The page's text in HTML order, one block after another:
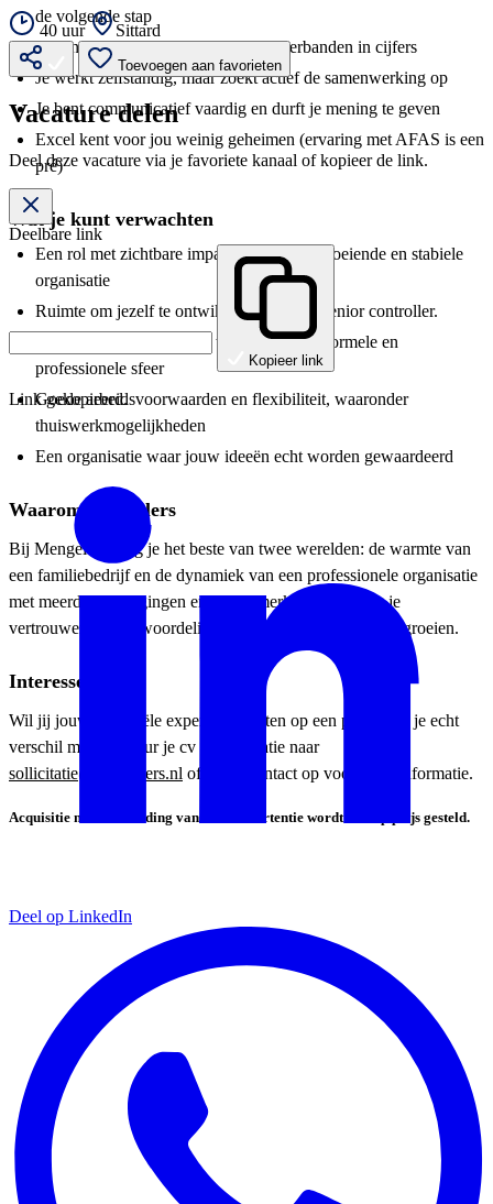
de volgende stap
Je bent analytisch sterk en ziet snel verbanden in cijfers
Je werkt zelfstandig, maar zoekt actief de samenwerking op
Je bent communicatief vaardig en durft je mening te geven
Excel kent voor jou weinig geheimen (ervaring met AFAS is een
pré)
Wat je kunt verwachten
Een rol met zichtbare impact binnen een groeiende en stabiele
organisatie
Ruimte om jezelf te ontwikkelen richting senior controller.
Werken binnen een hecht team met een informele en
professionele sfeer
Goede arbeidsvoorwaarden en flexibiliteit, waaronder
thuiswerkmogelijkheden
Een organisatie waar jouw ideeën echt worden gewaardeerd
Waarom Mengelers
Bij Mengelers krijg je het beste van twee werelden: de warmte van
een familiebedrijf en de dynamiek van een professionele organisatie
met meerdere vestigingen en sterke merken. Hier krijg je
vertrouwen, verantwoordelijkheid en de kans om mee te groeien.
Interesse
Wil jij jouw financiële expertise inzetten op een plek waar je echt
verschil maakt? Stuur je cv en motivatie naar
sollicitatie@mengelers.nl of neem contact op voor meer informatie.
Acquisitie naar aanleiding van deze advertentie wordt niet op prijs gesteld.
40 uur Sittard
Toevoegen aan favorieten
Vacature delen
Deel deze vacature via je favoriete kanaal of kopieer de link.
Deelbare link
Kopieer link
Link gekopieerd.
Deel op LinkedIn